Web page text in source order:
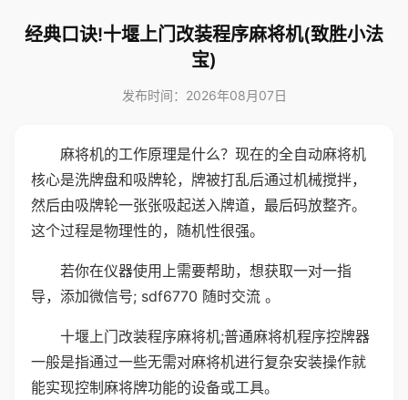
经典口诀!十堰上门改装程序麻将机(致胜小法
宝)
发布时间：2026年08月07日
麻将机的工作原理是什么？现在的全自动麻将机
核心是洗牌盘和吸牌轮，牌被打乱后通过机械搅拌，
然后由吸牌轮一张张吸起送入牌道，最后码放整齐。
这个过程是物理性的，随机性很强。
若你在仪器使用上需要帮助，想获取一对一指
导，添加微信号; sdf6770 随时交流 。
十堰上门改装程序麻将机;普通麻将机程序控牌器
一般是指通过一些无需对麻将机进行复杂安装操作就
能实现控制麻将牌功能的设备或工具。